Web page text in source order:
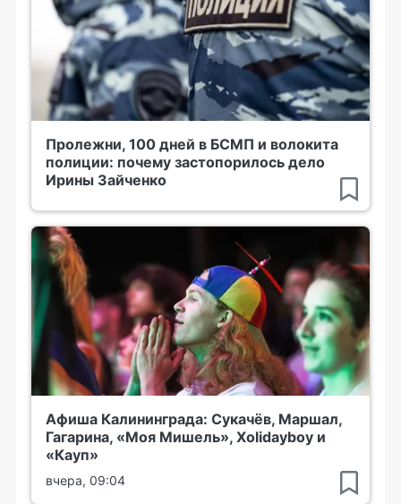
Пролежни, 100 дней в БСМП и волокита
полиции: почему застопорилось дело
Ирины Зайченко
Афиша Калининграда: Сукачёв, Маршал,
Гагарина, «Моя Мишель», Xolidayboy и
«Кауп»
вчера, 09:04